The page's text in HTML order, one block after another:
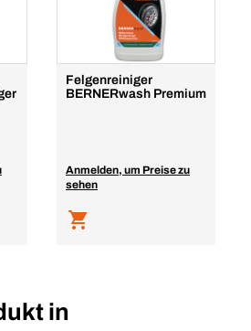
Felgenreiniger
BERNERwash Premium
Anmelden, um Preise zu
sehen
in